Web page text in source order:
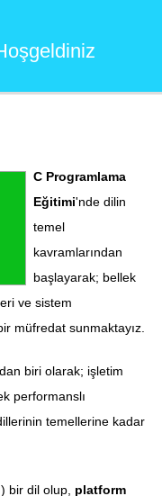
C Programlama
Eğitimi'nde dilin
temel
kavramlarından
başlayarak; bellek
ve sistem
müfredat sunmaktayız.
biri olarak; işletim
performanslı
temellerine kadar
bir dil olup, platform